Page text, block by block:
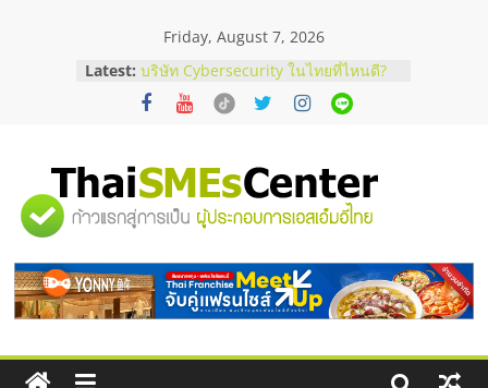
Friday, August 7, 2026
Latest: บริษัท Cybersecurity ในไทยที่ไหนดี?
วิธีเลือกผู้ให้บริการให้คุ้มค่าและตอบ
โจทย์ธุรกิจ
สัมมนาออนไลน์ โอกาสบริหารสถานี
บริการน้ำมัน Shell
สัมมนาลงทุน แฟรนไชส์ยอนนี่
ไชส์ ครั้งที่ 8
ร้านเครื่องเสียงคุณภาพสูง พร้อม
โซลูชันระบบภาพและเสียง
"ศูนย์
รวม
ข้อมูล